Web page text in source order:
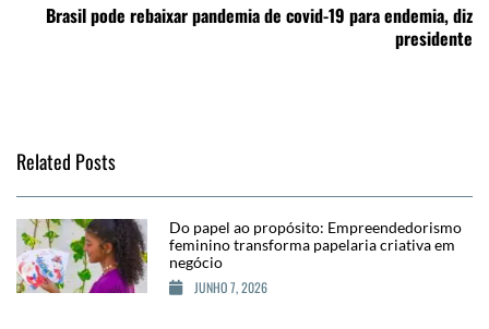
Brasil pode rebaixar pandemia de covid-19 para endemia, diz
presidente
Related Posts
Do papel ao propósito: Empreendedorismo
feminino transforma papelaria criativa em
negócio
JUNHO 7, 2026